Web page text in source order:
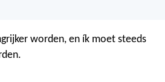
worden, en ík moet steeds